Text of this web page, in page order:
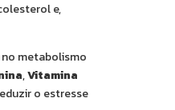
e,
metabolismo
,Vitamina
o estresse